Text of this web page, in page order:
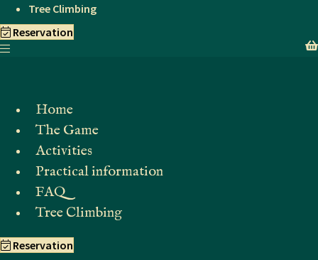
Tree Climbing
Reservation
Home
The Game
Activities
Practical information
FAQ
Tree Climbing
Reservation